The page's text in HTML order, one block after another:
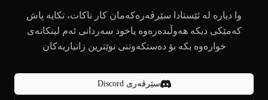
وا دیارە لە ئێستادا سێرڤەرەکەمان کار ناکات، تکایە پاش
کەمێکی دیکە هەوڵبدەرەوە یاخود سەردانی ئەم لینکانەی
خوارەوە بکە بۆ دەستکەوتنی نوێترین زانیاریەکان
سێرڤەری Discord